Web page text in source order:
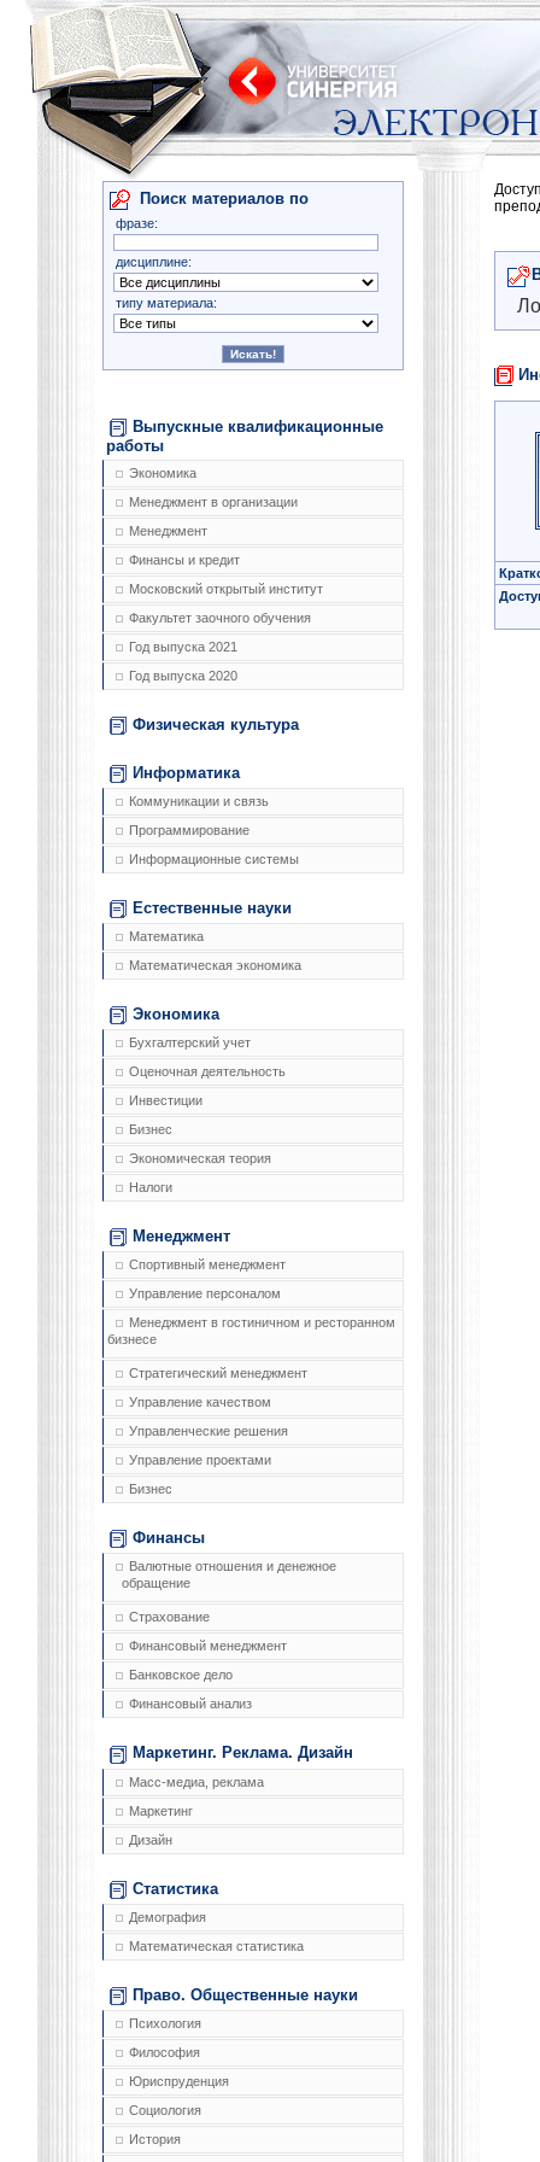
Поиск материалов по
фразе:
дисциплине:
типу материала:
Выпускные квалификационные
работы
Экономика
Менеджмент в организации
Менеджмент
Финансы и кредит
Московский открытый институт
Факультет заочного обучения
Год выпуска 2021
Год выпуска 2020
Физическая культура
Информатика
Коммуникации и связь
Программирование
Информационные системы
Естественные науки
Математика
Математическая экономика
Экономика
Бухгалтерский учет
Оценочная деятельность
Инвестиции
Бизнес
Экономическая теория
Налоги
Менеджмент
Спортивный менеджмент
Управление персоналом
Менеджмент в гостиничном и ресторанном
бизнесе
Стратегический менеджмент
Управление качеством
Управленческие решения
Управление проектами
Бизнес
Финансы
Валютные отношения и денежное
обращение
Страхование
Финансовый менеджмент
Банковское дело
Финансовый анализ
Маркетинг. Реклама. Дизайн
Масс-медиа, реклама
Маркетинг
Дизайн
Статистика
Демография
Математическая статистика
Право. Общественные науки
Психология
Философия
Юриспруденция
Социология
История